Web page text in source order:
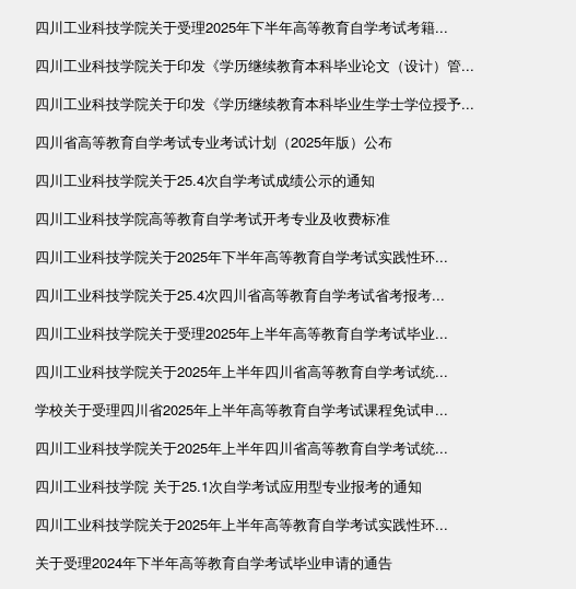
四川工业科技学院关于受理2025年下半年高等教育自学考试考籍...
四川工业科技学院关于印发《学历继续教育本科毕业论文（设计）管...
四川工业科技学院关于印发《学历继续教育本科毕业生学士学位授予...
四川省高等教育自学考试专业考试计划（2025年版）公布
四川工业科技学院关于25.4次自学考试成绩公示的通知
四川工业科技学院高等教育自学考试开考专业及收费标准
四川工业科技学院关于2025年下半年高等教育自学考试实践性环...
四川工业科技学院关于25.4次四川省高等教育自学考试省考报考...
四川工业科技学院关于受理2025年上半年高等教育自学考试毕业...
四川工业科技学院关于2025年上半年四川省高等教育自学考试统...
学校关于受理四川省2025年上半年高等教育自学考试课程免试申...
四川工业科技学院关于2025年上半年四川省高等教育自学考试统...
四川工业科技学院 关于25.1次自学考试应用型专业报考的通知
四川工业科技学院关于2025年上半年高等教育自学考试实践性环...
关于受理2024年下半年高等教育自学考试毕业申请的通告